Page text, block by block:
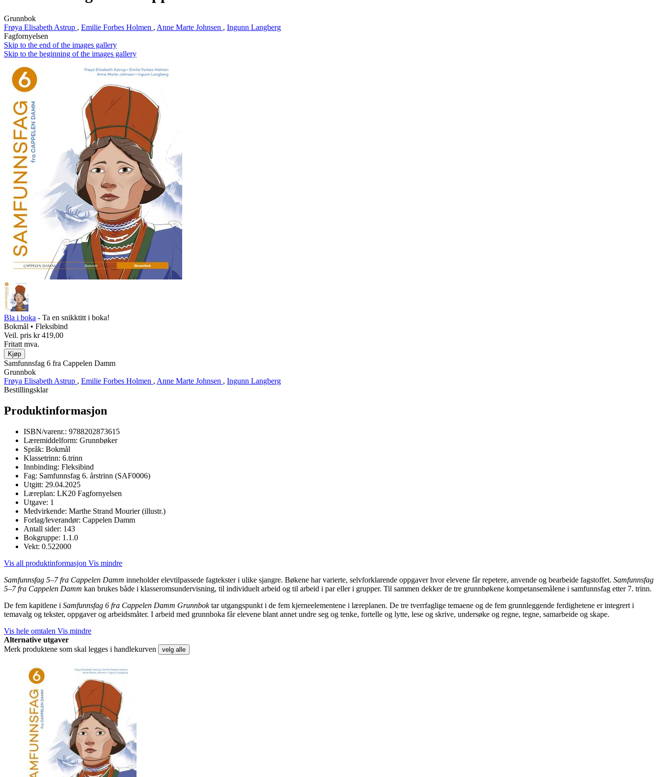
Grunnbok
Frøya Elisabeth Astrup , Emilie Forbes Holmen , Anne Marte Johnsen , Ingunn Langberg
Fagfornyelsen
Skip to the end of the images gallery
Skip to the beginning of the images gallery
Bla i boka - Ta en snikktitt i boka!
Bokmål • Fleksibind
Veil. pris kr 419,00
Fritatt mva.
Kjøp
Samfunnsfag 6 fra Cappelen Damm
Grunnbok
Frøya Elisabeth Astrup , Emilie Forbes Holmen , Anne Marte Johnsen , Ingunn Langberg
Bestillingsklar
Produktinformasjon
ISBN/varenr.: 9788202873615
Læremiddelform: Grunnbøker
Språk: Bokmål
Klassetrinn: 6.trinn
Innbinding: Fleksibind
Fag: Samfunnsfag 6. årstrinn (SAF0006)
Utgitt: 29.04.2025
Læreplan: LK20 Fagfornyelsen
Utgave: 1
Medvirkende: Marthe Strand Mourier (illustr.)
Forlag/leverandør: Cappelen Damm
Antall sider: 143
Bokgruppe: 1.1.0
Vekt: 0.522000
Vis all produktinformasjon Vis mindre
Samfunnsfag 5–7 fra Cappelen Damm inneholder elevtilpassede fagtekster i ulike sjangre. Bøkene har varierte, selvforklarende oppgaver hvor elevene får repetere, anvende og bearbeide fagstoffet. Samfunnsfag
5–7 fra Cappelen Damm kan brukes både i klasseromsundervisning, til individuelt arbeid og til arbeid i par eller i grupper. Til sammen dekker de tre grunnbøkene kompetansemålene i samfunnsfag etter 7. trinn.
De fem kapitlene i Samfunnsfag 6 fra Cappelen Damm Grunnboktar utgangspunkt i de fem kjerneelementene i læreplanen. De tre tverrfaglige temaene og de fem grunnleggende ferdighetene er integrert i
temavalg og tekster, oppgaver og arbeidsmåter. I arbeid med grunnboka får elevene blant annet undre seg og tenke, fortelle og lytte, lese og skrive, undersøke og regne, tegne, samarbeide og skape.
Vis hele omtalen Vis mindre
Alternative utgaver
Merk produktene som skal legges i handlekurven
velg alle